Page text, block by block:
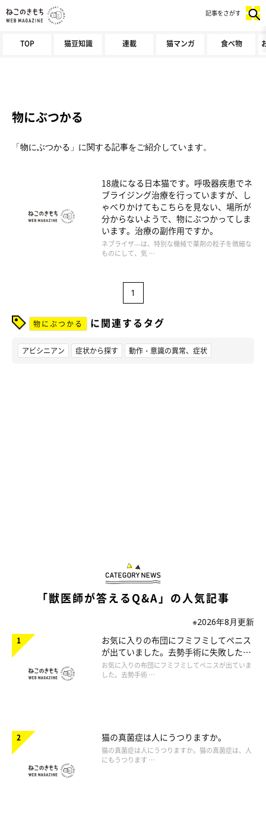
TOP 猫豆知識 連載 猫マンガ 食べ物
記事をさがす
物にぶつかる
「物にぶつかる」に関する記事をご紹介しています。
18歳になる日本猫です。呼吸器疾患でネ
ブライジング治療を行っていますが、し
ゃべりかけてもこちらを見ない、場所が
分からないようで、物にぶつかってしま
います。治療の副作用ですか。
ネブライザ—は、特別な機械で薬剤の粒子を微細な
ものにして、気 …
1
物にぶつかる に関連するタグ
アビシニアン 症状から探す 動作・意識の異常、症状
「獣医師が答えるQ&A」の人気記事
※2026年8月更新
お気に入りの布団にフミフミしてペニス
が出ていました。去勢手術に失敗したの
でしょうか。
お気に入りの布団にフミフミしてペニスが出ていま
した。去勢手術 …
猫の真菌症は人にうつりますか。
猫の真菌症は人にうつりますか。猫の真菌症は、人
にもうつります …